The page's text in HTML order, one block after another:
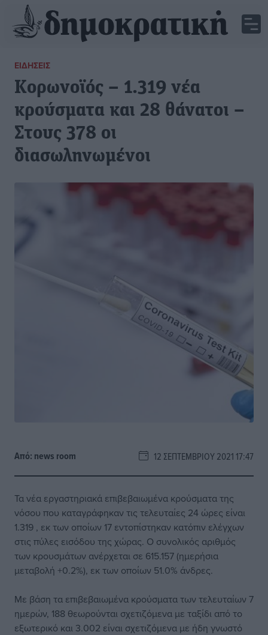
ΕΙΔΉΣΕΙΣ
Κορωνοϊός – 1.319 νέα
κρούσματα και 28 θάνατοι –
Στους 378 οι
διασωληνωμένοι
Από: news room 12 ΣΕΠΤΕΜΒΡΊΟΥ 2021 17:47
Τα νέα εργαστηριακά επιβεβαιωμένα κρούσματα της
νόσου που καταγράφηκαν τις τελευταίες 24 ώρες είναι
1.319 , εκ των οποίων 17 εντοπίστηκαν κατόπιν ελέγχων
στις πύλες εισόδου της χώρας. Ο συνολικός αριθμός
των κρουσμάτων ανέρχεται σε 615.157 (ημερήσια
μεταβολή +0.2%), εκ των οποίων 51.0% άνδρες.
Με βάση τα επιβεβαιωμένα κρούσματα των τελευταίων 7
ημερών, 188 θεωρούνται σχετιζόμενα με ταξίδι από το
εξωτερικό και 3.002 είναι σχετιζόμενα με ήδη γνωστό